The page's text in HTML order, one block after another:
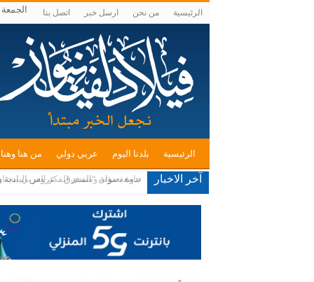
الرئيسية من نحن ارسل خبر اتصل بنا الجمعة ,
الرئيسية بلدنا اليوم عربي دولي من هنا
آخر الاخبار جامعة مؤتة ومنتدى الفكر العربي